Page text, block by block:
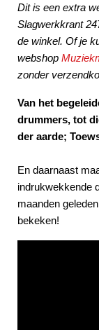
Dit is een extra
Slagwerkkrant
de winkel. Of je
webshop
zonder
Van het
drummers, tot
der aarde;
En daarnaast
indrukwekkende
maanden
bekeken!